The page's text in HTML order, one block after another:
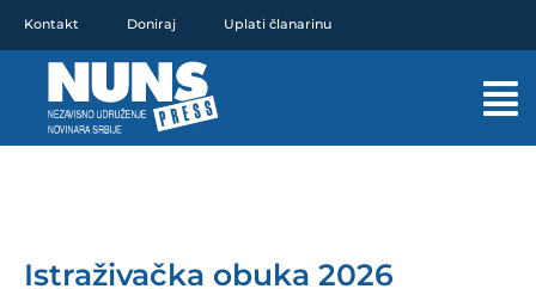
sadržaj
Kontakt Doniraj Uplati članarinu
Istraživačka obuka 2026